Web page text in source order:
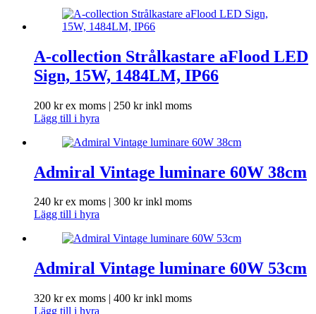
A-collection Strålkastare aFlood LED
Sign, 15W, 1484LM, IP66
200 krex moms | 250 krinkl moms
Lägg till i hyra
Admiral Vintage luminare 60W 38cm
240 krex moms | 300 krinkl moms
Lägg till i hyra
Admiral Vintage luminare 60W 53cm
320 krex moms | 400 krinkl moms
Lägg till i hyra